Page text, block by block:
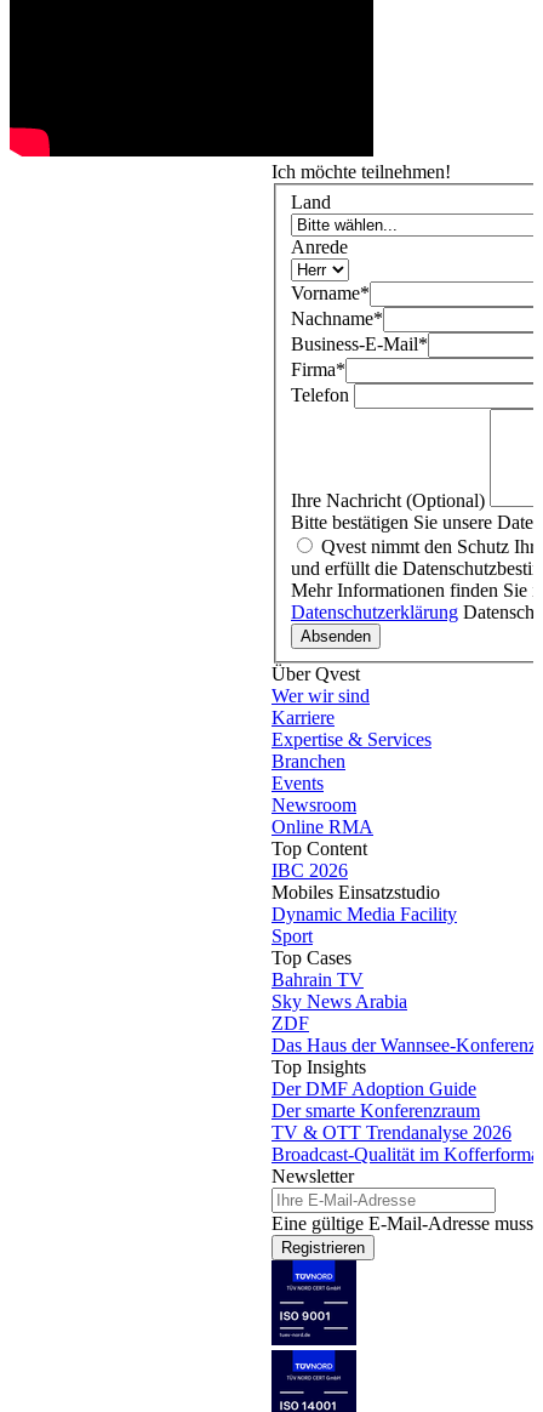
Ich möchte teilnehmen!
Land
Anrede
Vorname*
Nachname*
Business-E-Mail*
Firma*
Telefon
Ihre Nachricht (Optional)
Bitte bestätigen Sie unsere
Qvest nimmt den Schutz
und erfüllt die
Mehr Informationen finden Sie
Datenschutzerklärung
Über Qvest
Wer wir sind
Karriere
Expertise & Services
Branchen
Events
Newsroom
Online RMA
Top Content
IBC 2026
Mobiles Einsatzstudio
Dynamic Media Facility
Sport
Top Cases
Bahrain TV
Sky News Arabia
ZDF
Das Haus der Wannsee-Konferenz
Top Insights
Der DMF Adoption Guide
Der smarte Konferenzraum
TV & OTT Trendanalyse 2026
Broadcast-Qualität im Kofferformat
Newsletter
Eine gültige E-Mail-Adresse muss
Registrieren